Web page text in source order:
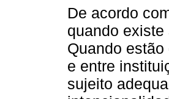
De acordo
quando
Quando
e entre
sujeito